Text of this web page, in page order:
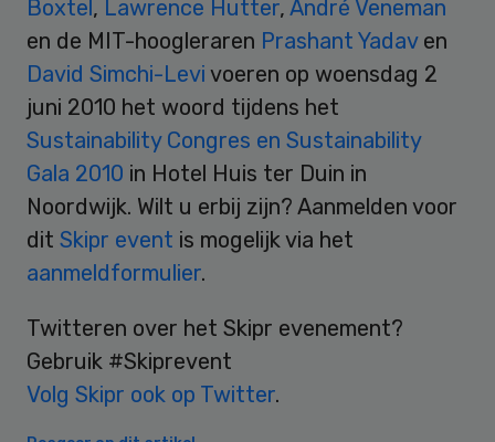
Boxtel, Lawrence Hutter, André Veneman
en de MIT-hoogleraren Prashant Yadav en
David Simchi-Levi voeren op woensdag 2
juni 2010 het woord tijdens het
Sustainability Congres en Sustainability
Gala 2010 in Hotel Huis ter Duin in
Noordwijk. Wilt u erbij zijn? Aanmelden voor
dit Skipr event is mogelijk via het
aanmeldformulier.
Twitteren over het Skipr evenement?
Gebruik #Skiprevent
Volg Skipr ook op Twitter.